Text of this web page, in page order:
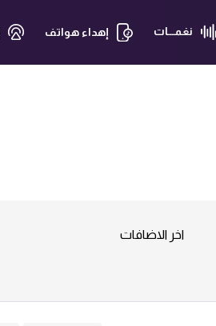
نغمـــات إهداء هواتف
اخر الاضافات